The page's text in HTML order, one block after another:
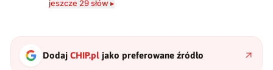
serio? Pisaniem o szeroko pojętej technice o zajmuję
i gram w gry :)
jeszcze 29 słów ▸
DodajCHIP.pl jako preferowane źródło